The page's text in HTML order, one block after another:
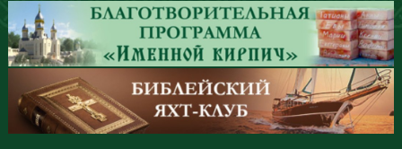
Перейти к основному содержанию